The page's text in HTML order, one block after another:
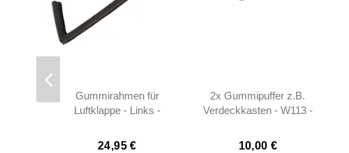
Gummirahmen für
Luftklappe - Links -
1138310742
24,95 €
2x Gummipuffer z.B.
Verdeckkasten - W113 -
10,00 €